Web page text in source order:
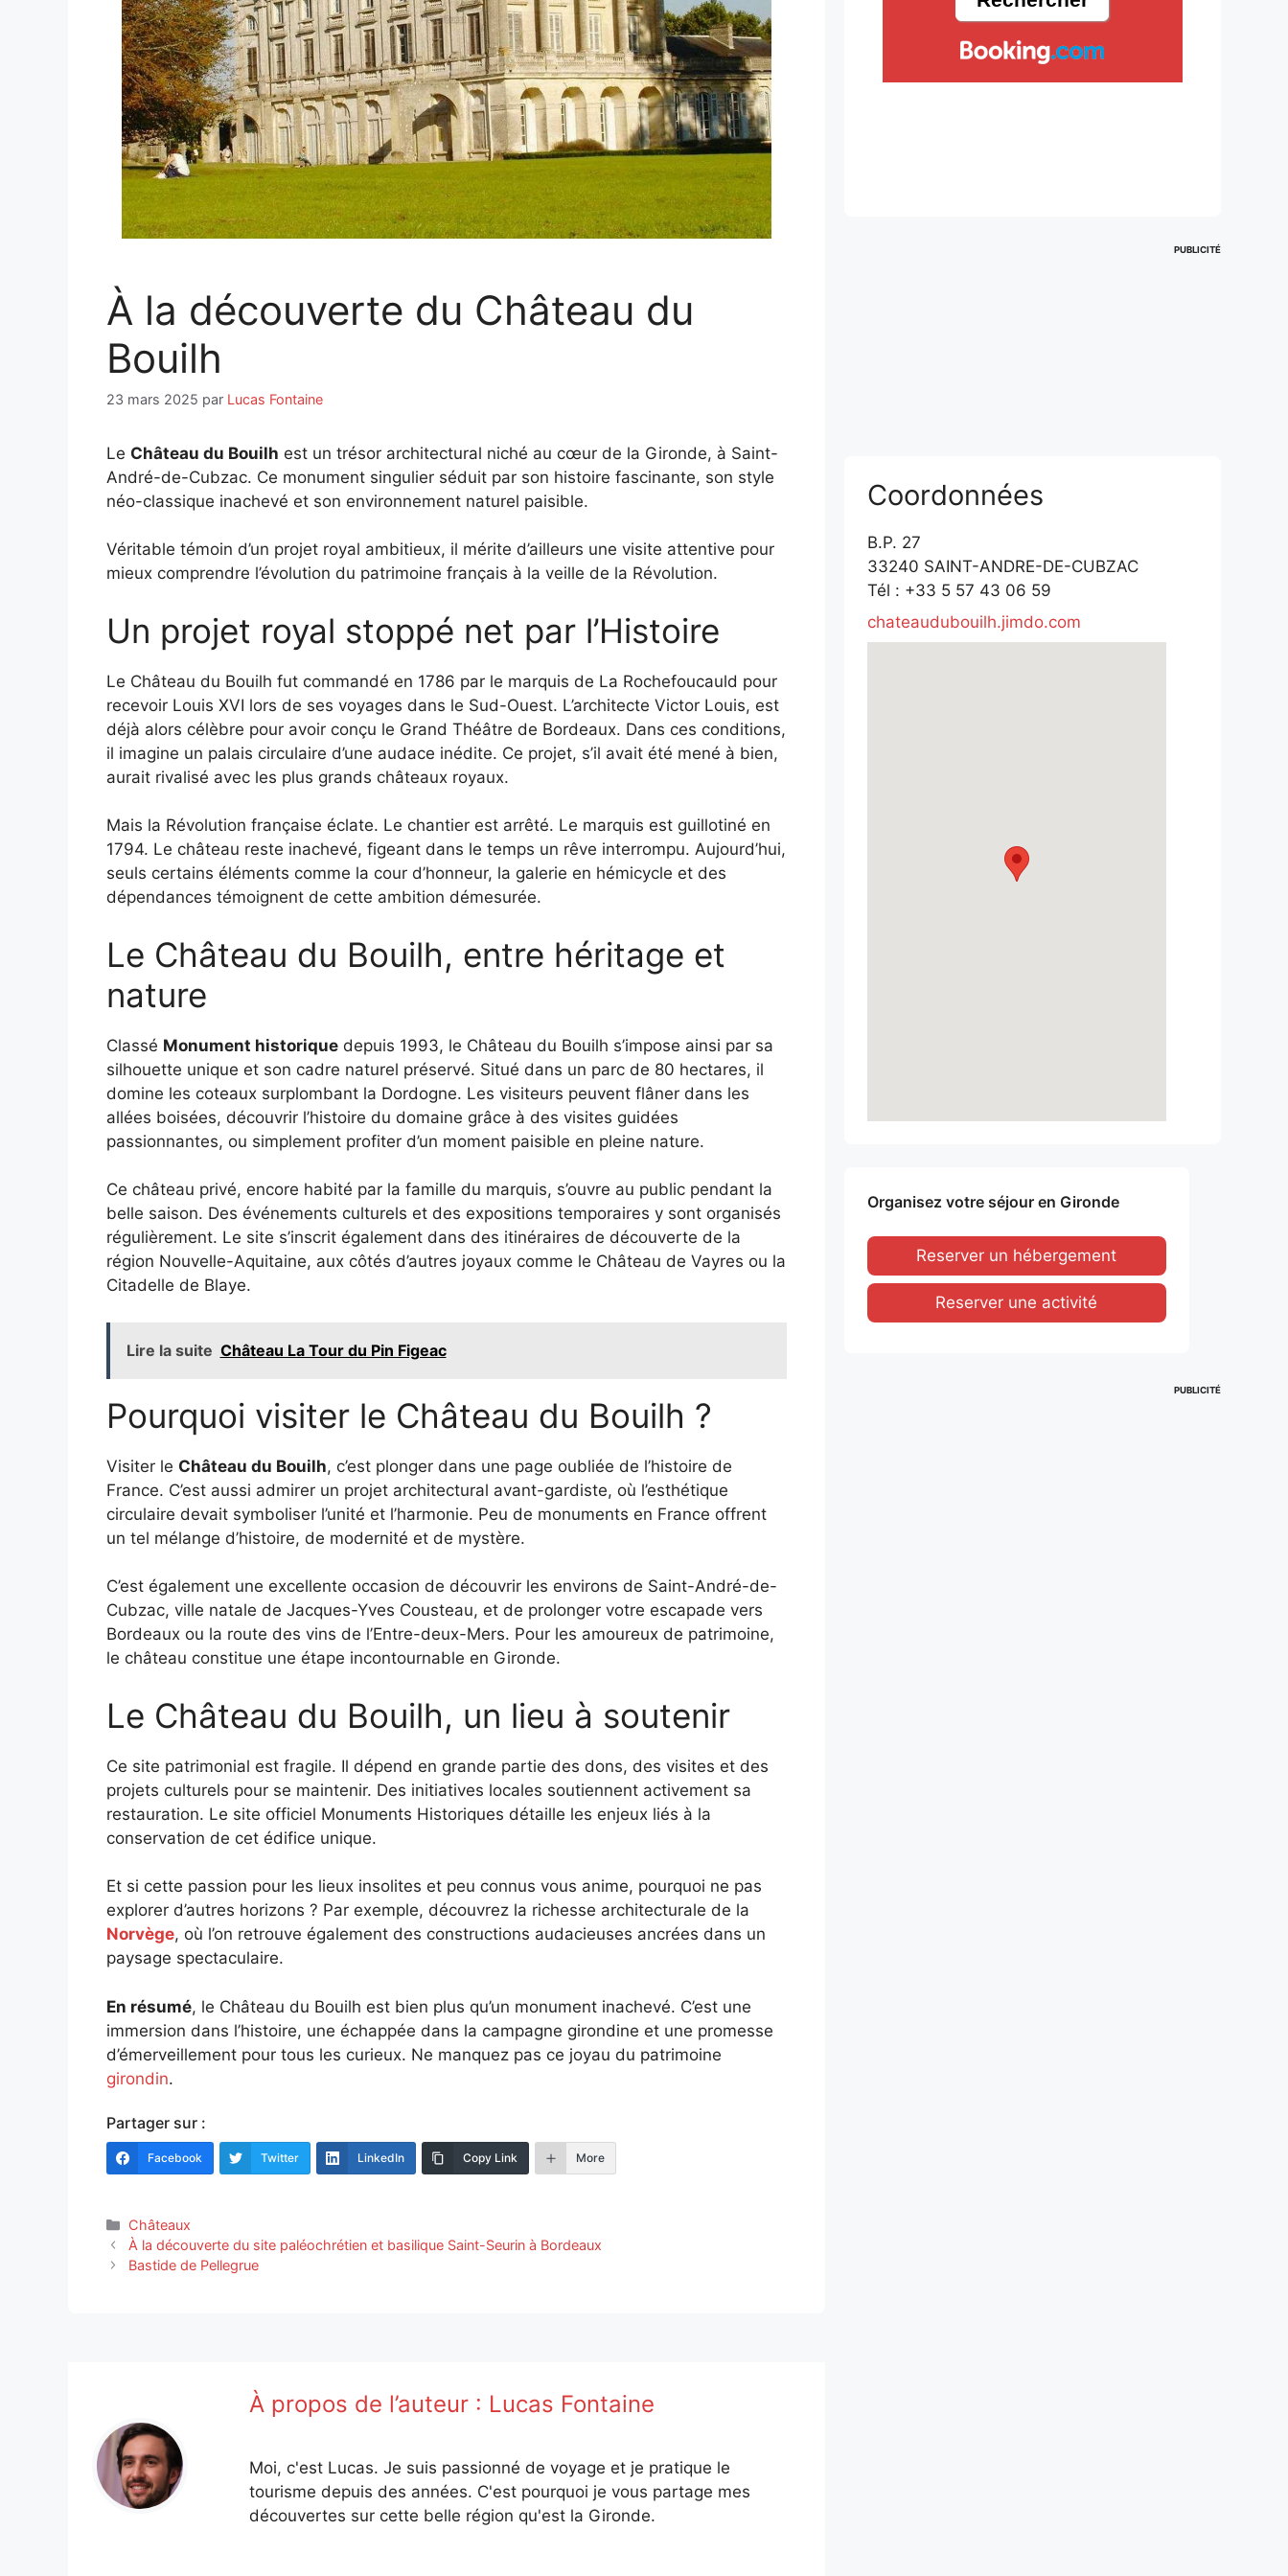
À la découverte du Château du
Bouilh
23 mars 2025 par Lucas Fontaine
Le Château du Bouilh est un trésor architectural niché au cœur de la Gironde, à Saint-
André-de-Cubzac. Ce monument singulier séduit par son histoire fascinante, son style
néo-classique inachevé et son environnement naturel paisible.
Véritable témoin d’un projet royal ambitieux, il mérite d’ailleurs une visite attentive pour
mieux comprendre l’évolution du patrimoine français à la veille de la Révolution.
Un projet royal stoppé net par l’Histoire
Le Château du Bouilh fut commandé en 1786 par le marquis de La Rochefoucauld pour
recevoir Louis XVI lors de ses voyages dans le Sud-Ouest. L’architecte Victor Louis, est
déjà alors célèbre pour avoir conçu le Grand Théâtre de Bordeaux. Dans ces conditions,
il imagine un palais circulaire d’une audace inédite. Ce projet, s’il avait été mené à bien,
aurait rivalisé avec les plus grands châteaux royaux.
Mais la Révolution française éclate. Le chantier est arrêté. Le marquis est guillotiné en
1794. Le château reste inachevé, figeant dans le temps un rêve interrompu. Aujourd’hui,
seuls certains éléments comme la cour d’honneur, la galerie en hémicycle et des
dépendances témoignent de cette ambition démesurée.
Le Château du Bouilh, entre héritage et
nature
Classé Monument historiquedepuis 1993, le Château du Bouilh s’impose ainsi par sa
silhouette unique et son cadre naturel préservé. Situé dans un parc de 80 hectares, il
domine les coteaux surplombant la Dordogne. Les visiteurs peuvent flâner dans les
allées boisées, découvrir l’histoire du domaine grâce à des visites guidées
passionnantes, ou simplement profiter d’un moment paisible en pleine nature.
Ce château privé, encore habité par la famille du marquis, s’ouvre au public pendant la
belle saison. Des événements culturels et des expositions temporaires y sont organisés
régulièrement. Le site s’inscrit également dans des itinéraires de découverte de la
région Nouvelle-Aquitaine, aux côtés d’autres joyaux comme le Château de Vayres ou la
Citadelle de Blaye.
Lire la suite Château La Tour du Pin Figeac
Pourquoi visiter le Château du Bouilh ?
Visiter le Château du Bouilh, c’est plonger dans une page oubliée de l’histoire de
France. C’est aussi admirer un projet architectural avant-gardiste, où l’esthétique
circulaire devait symboliser l’unité et l’harmonie. Peu de monuments en France offrent
un tel mélange d’histoire, de modernité et de mystère.
C’est également une excellente occasion de découvrir les environs de Saint-André-de-
Cubzac, ville natale de Jacques-Yves Cousteau, et de prolonger votre escapade vers
Bordeaux ou la route des vins de l’Entre-deux-Mers. Pour les amoureux de patrimoine,
le château constitue une étape incontournable en Gironde.
Le Château du Bouilh, un lieu à soutenir
Ce site patrimonial est fragile. Il dépend en grande partie des dons, des visites et des
projets culturels pour se maintenir. Des initiatives locales soutiennent activement sa
restauration. Le site officiel Monuments Historiques détaille les enjeux liés à la
conservation de cet édifice unique.
Et si cette passion pour les lieux insolites et peu connus vous anime, pourquoi ne pas
explorer d’autres horizons ? Par exemple, découvrez la richesse architecturale de la
Norvège, où l’on retrouve également des constructions audacieuses ancrées dans un
paysage spectaculaire.
En résumé, le Château du Bouilh est bien plus qu’un monument inachevé. C’est une
immersion dans l’histoire, une échappée dans la campagne girondine et une promesse
d’émerveillement pour tous les curieux. Ne manquez pas ce joyau du patrimoine
girondin.
Partager sur :
Facebook Twitter LinkedIn Copy Link More
Catégories
Châteaux
À la découverte du site paléochrétien et basilique Saint-Seurin à Bordeaux
Bastide de Pellegrue
À propos de l’auteur : Lucas Fontaine
Moi, c'est Lucas. Je suis passionné de voyage et je pratique le
tourisme depuis des années. C'est pourquoi je vous partage mes
découvertes sur cette belle région qu'est la Gironde.
PUBLICITÉ
Coordonnées
B.P. 27
33240 SAINT-ANDRE-DE-CUBZAC
Tél : +33 5 57 43 06 59
chateaudubouilh.jimdo.com
Organisez votre séjour en Gironde
Reserver un hébergement
Reserver une activité
PUBLICITÉ